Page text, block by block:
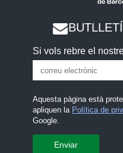
Si vols rebre el
Aquesta pàgina està
apliquen la Política de
Google.